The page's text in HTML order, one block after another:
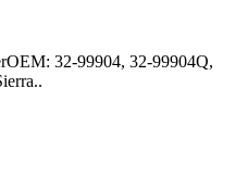
32-99904, 32-99904Q,